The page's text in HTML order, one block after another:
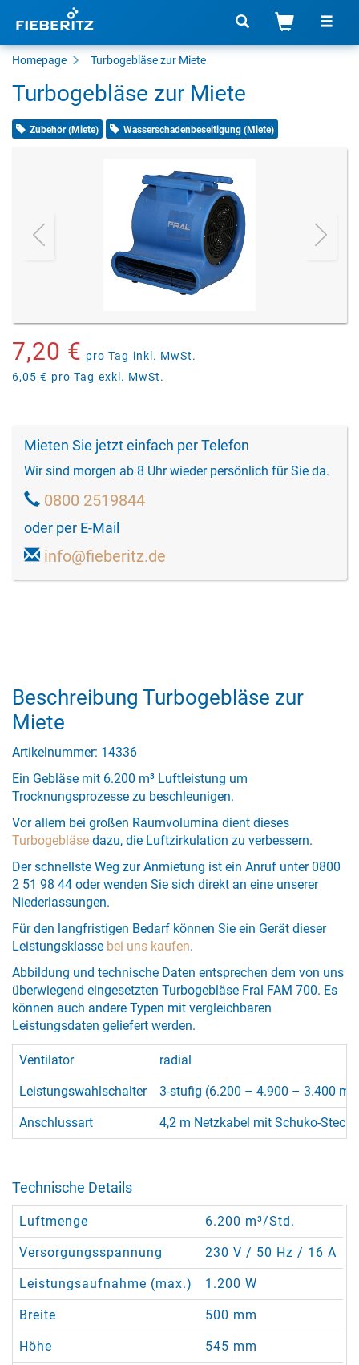
Homepage Turbogebläsezur Miete
Turbogebläse zur Miete
Zubehör (Miete) Wasserschadenbeseitigung (Miete)
7,20 € pro Tag inkl. MwSt.
6,05 € pro Tag exkl. MwSt.
Mieten Sie jetzt einfach per Telefon
Wir sind morgen ab 8 Uhr wieder persönlich für Sie da.
0800 2519844
oder per E-Mail
info@fieberitz.de
Beschreibung Turbogebläse zur
Miete
Artikelnummer: 14336
Ein Gebläse mit 6.200 m³ Luftleistung um
Trocknungsprozesse zu beschleunigen.
Vor allem bei großen Raumvolumina dient dieses
Turbogebläse dazu, die Luftzirkulation zu verbessern.
Der schnellste Weg zur Anmietung ist ein Anruf unter 0800
2 51 98 44 oder wenden Sie sich direkt an eine unserer
Niederlassungen.
Für den langfristigen Bedarf können Sie ein Gerät dieser
Leistungsklasse bei uns kaufen.
Abbildung und technische Daten entsprechen dem von uns
überwiegend eingesetzten Turbogebläse Fral FAM 700. Es
können auch andere Typen mit vergleichbaren
Leistungsdaten geliefert werden.
Ventilator radial
Leistungswahlschalter 3-stufig (6.200 – 4.900 – 3.400 m³)
Anschlussart 4,2 m Netzkabel mit Schuko-
Technische Details
Luftmenge 6.200 m³/Std.
Versorgungsspannung 230 V / 50 Hz / 16 A
Leistungsaufnahme (max.) 1.200 W
Breite 500 mm
Höhe 545 mm